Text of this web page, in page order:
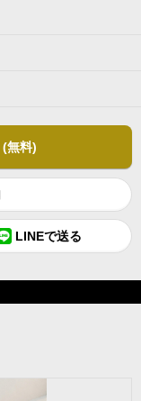
(無料)
LINEで送る